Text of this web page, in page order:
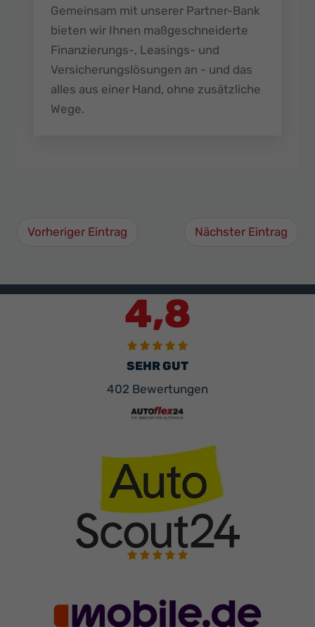
Gemeinsam mit unserer Partner-Bank
bieten wir Ihnen maßgeschneiderte
Finanzierungs-, Leasings- und
Versicherungslösungen an - und das
alles aus einer Hand, ohne zusätzliche
Wege.
Vorheriger Eintrag Nächster Eintrag
4,8
SEHR GUT
402 Bewertungen